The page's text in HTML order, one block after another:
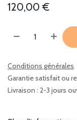
120,00 €
Conditions générales
Garantie satisfait ou
Livraison : 2-3 jours